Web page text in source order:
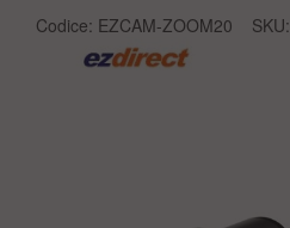
Codice: EZCAM-ZOOM20 SKU: